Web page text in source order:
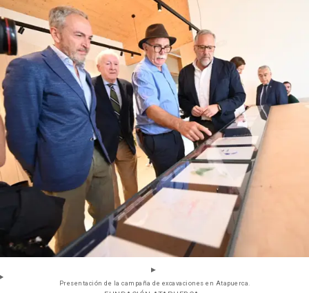
Presentación de la campaña de excavaciones en Atapuerca.